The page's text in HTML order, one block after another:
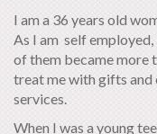
I am a 36 years old
As I am self
of them became more
treat me with gifts and
services.
When I was a young